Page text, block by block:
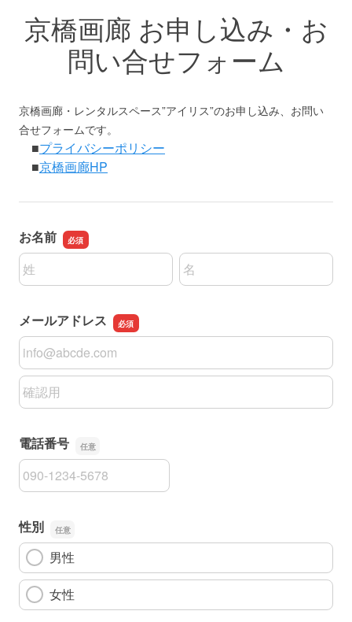
京橋画廊 お申し込み・お
問い合せフォーム
京橋画廊・レンタルスペース”アイリス”のお申し込み、お問い
合せフォームです。
■プライバシーポリシー
■京橋画廊HP
お名前
名前の姓
名前の名
メールアドレス
メールアドレス
メールアドレスの確認用
電話番号
電話番号
性別
男性
女性